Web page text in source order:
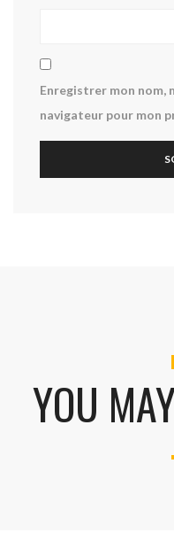
Enregistrer mon nom,
navigateur pour mon
YOU